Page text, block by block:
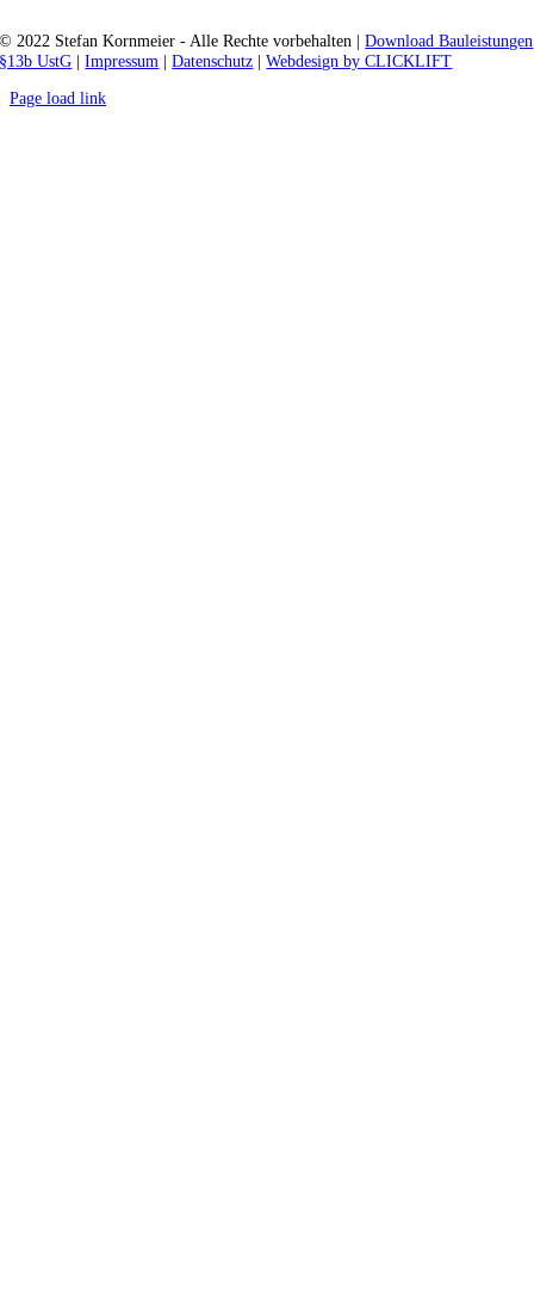
© 2022 Stefan Kornmeier - Alle Rechte vorbehalten |Download Bauleistungen
§13b UstG |Impressum |Datenschutz |Webdesign by CLICKLIFT
Page load link